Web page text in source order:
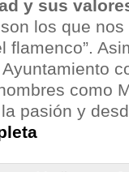
y sus
los que nos
flamenco”.
como
pasión y